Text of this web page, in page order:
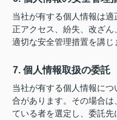
当社が有する個人情報は
正アクセス、紛失、改ざ
適切な安全管理措置を講じ
7. 個人情報取扱の委託
当社が有する個人情報に
合があります。その場合
ている者を選定し、委託